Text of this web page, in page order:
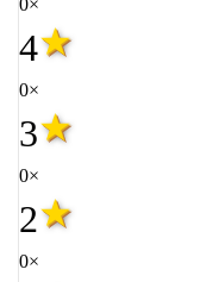
0×
4
0×
3
0×
2
0×